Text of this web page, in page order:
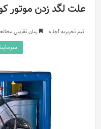
علت لگد زدن موتور
تیم تحریریه آچاره زمان تقریبی مطالعه 12